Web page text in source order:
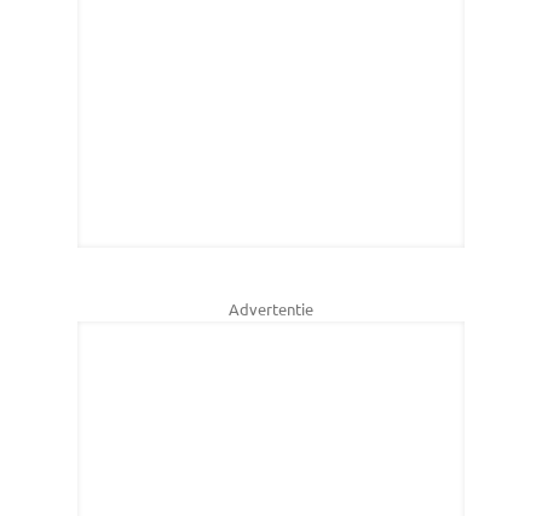
Advertentie